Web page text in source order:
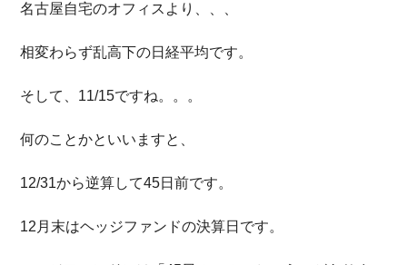
名古屋自宅のオフィスより、、、
相変わらず乱高下の日経平均です。
そして、11/15ですね。。。
何のことかといいますと、
12/31から逆算して45日前です。
12月末はヘッジファンドの決算日です。